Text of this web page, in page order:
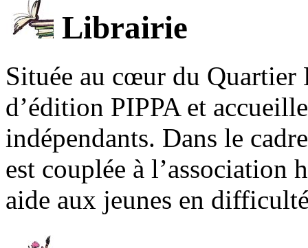
Librairie
Située au cœur du Quartier
d’édition PIPPA et
indépendants. Dans le
est couplée à l’association
aide aux jeunes en